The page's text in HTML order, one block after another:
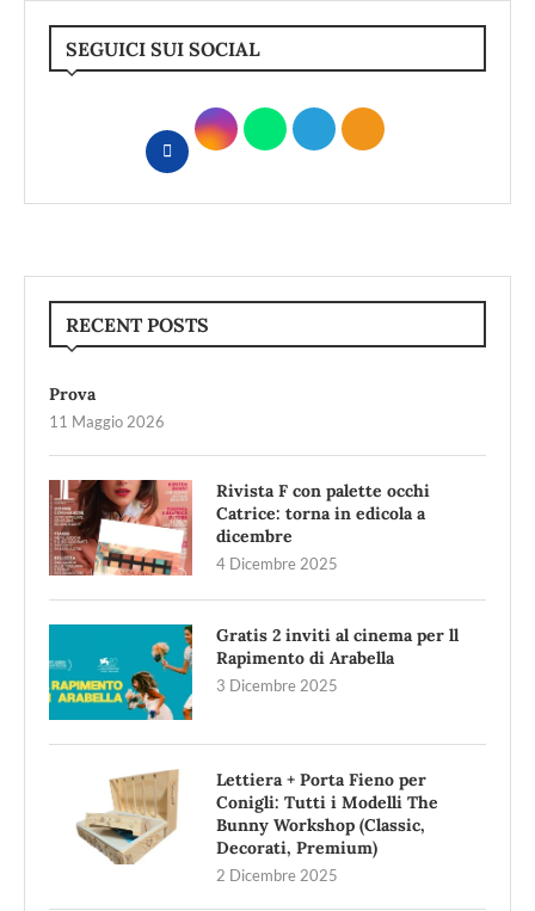
SEGUICI SUI SOCIAL
RECENT POSTS
Prova
11 Maggio 2026
Rivista F con palette occhi
Catrice: torna in edicola a
dicembre
4 Dicembre 2025
Gratis 2 inviti al cinema per ll
Rapimento di Arabella
3 Dicembre 2025
Lettiera + Porta Fieno per
Conigli: Tutti i Modelli The
Bunny Workshop (Classic,
Decorati, Premium)
2 Dicembre 2025